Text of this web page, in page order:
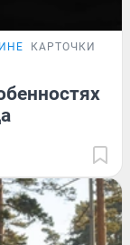
КАРТОЧКИ